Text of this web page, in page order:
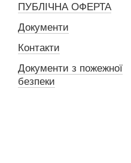
ПУБЛІЧНА ОФЕРТА
Документи
Контакти
Документи з пожежної
безпеки